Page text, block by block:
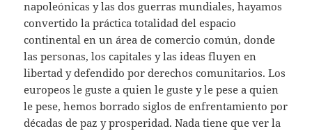
napoleónicas y las dos guerras mundiales, hayamos
convertido la práctica totalidad del espacio
continental en un área de comercio común, donde
las personas, los capitales y las ideas fluyen en
libertad y defendido por derechos comunitarios. Los
europeos le guste a quien le guste y le pese a quien
le pese, hemos borrado siglos de enfrentamiento por
décadas de paz y prosperidad. Nada tiene que ver la